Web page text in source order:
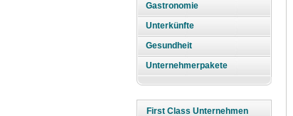
Gastronomie
Unterkünfte
Gesundheit
Unternehmerpakete
First Class Unternehmen